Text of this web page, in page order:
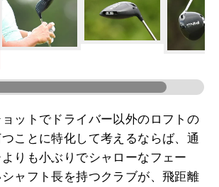
ョットでドライバー以外のロフトの
ことに特化して考えるならば、通
りも小ぶりでシャローなフェー
ャフト長を持つクラブが、飛距離